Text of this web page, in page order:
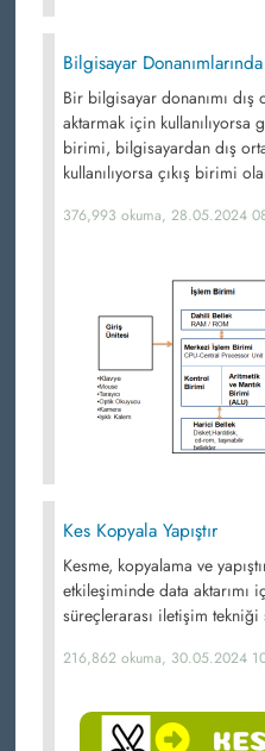
Bilgisayar
Bir bilgisayar donanımı
aktarmak için kullanılıyorsa
birimi, bilgisayardan dış
kullanılıyorsa çıkış birimi
376,993 okuma, 28.05.2024
Kes Kopyala Yapıştır
Kesme, kopyalama ve
etkileşiminde data aktarımı
süreçlerarası iletişim
216,862 okuma, 30.05.2024